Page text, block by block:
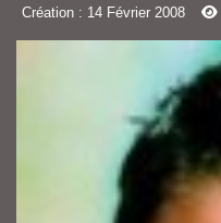
Création : 14 Février 2008